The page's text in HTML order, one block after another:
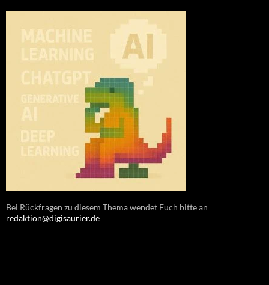
Bei Rückfragen zu diesem Thema wendet Euch bitte an
redaktion@digisaurier.de